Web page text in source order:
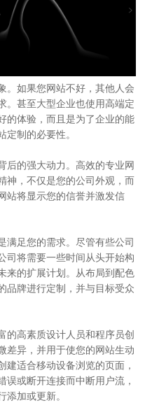
。如果您网站不好，其他人会
。甚至大型企业也使用高端定
的体验，而且是为了企业的能
定制 的必要性。
后的强大动力。高效的专业网
神，不仅是您的公司外观，而
站将显示您的信誉并激发信
满足您的需求。尽管有些公司
司将需要一些时间从头开始构
来的扩展计划。从布局到配色
品牌进行定制，并与目标受众
的高素质设计人员和程序员创
差异，并用于使您的网站生动
适合移动设备浏览的页面，
或断开连接而中断用户流，
加或更新。